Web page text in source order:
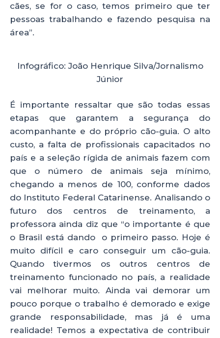
cães, se for o caso, temos primeiro que ter
pessoas trabalhando e fazendo pesquisa na
área”.
Infográfico: João Henrique Silva/Jornalismo
Júnior
É importante ressaltar que são todas essas
etapas que garantem a segurança do
acompanhante e do próprio cão-guia. O alto
custo, a falta de profissionais capacitados no
país e a seleção rígida de animais fazem com
que o número de animais seja mínimo,
chegando a menos de 100, conforme dados
do Instituto Federal Catarinense. Analisando o
futuro dos centros de treinamento, a
professora ainda diz que “o importante é que
o Brasil está dando o primeiro passo. Hoje é
muito difícil e caro conseguir um cão-guia.
Quando tivermos os outros centros de
treinamento funcionado no país, a realidade
vai melhorar muito. Ainda vai demorar um
pouco porque o trabalho é demorado e exige
grande responsabilidade, mas já é uma
realidade! Temos a expectativa de contribuir